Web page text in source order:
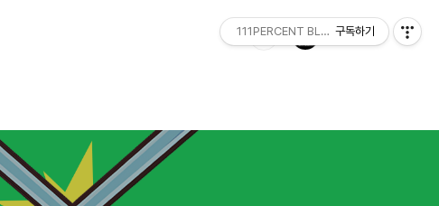
111PERCENT BLOG구독하기